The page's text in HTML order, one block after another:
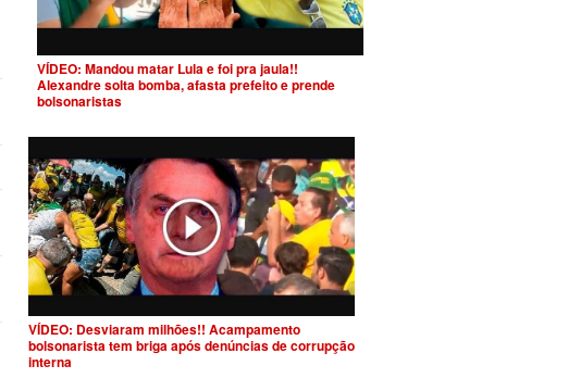
VÍDEO: Mandou matar Lula e foi pra jaula!!
Alexandre solta bomba, afasta prefeito e prende
bolsonaristas
VÍDEO: Desviaram milhões!! Acampamento
bolsonarista tem briga após denúncias de corrupção
interna